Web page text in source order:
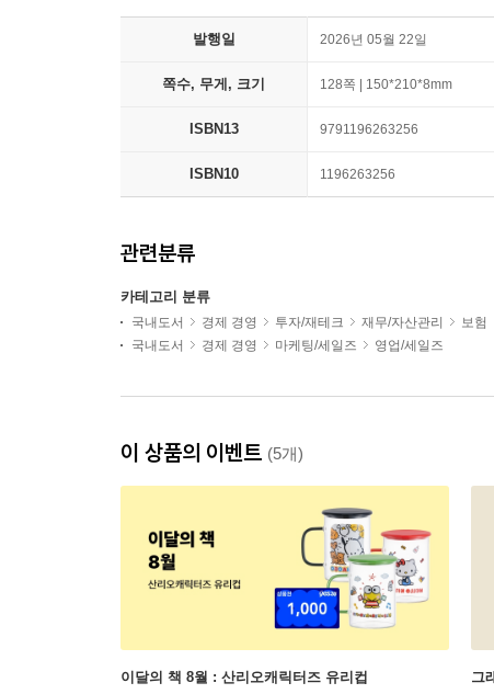
발행일 2026년 05월 22일
쪽수, 무게, 크기 128쪽 | 150*210*8mm
ISBN13 9791196263256
ISBN10 1196263256
관련분류
카테고리 분류
국내도서 경제 경영 투자/재테크 재무/자산관리
보험
국내도서
경제 경영 마케팅/세일즈 영업/세일즈
이 상품의 이벤트 (5개)
이달의 책 8월 : 산리오캐릭터즈 유리컵 그